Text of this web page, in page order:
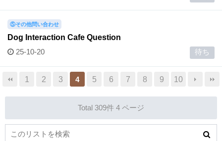
⑤その他問い合わせ
Dog Interaction Cafe Question
25-10-20 待ち
1 2 3 4 5 6 7 8 9 10
Total 309件 4 ページ